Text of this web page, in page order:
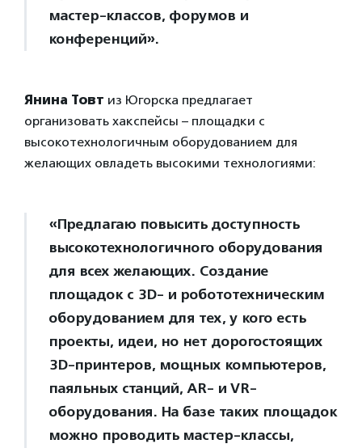
мастер-классов, форумов и
конференций».
Янина Товт из Югорска предлагает
организовать хакспейсы – площадки с
высокотехнологичным оборудованием для
желающих овладеть высокими технологиями:
«Предлагаю повысить доступность
высокотехнологичного оборудования
для всех желающих. Создание
площадок с 3D- и робототехническим
оборудованием для тех, у кого есть
проекты, идеи, но нет дорогостоящих
3D-принтеров, мощных компьютеров,
паяльных станций, AR- и VR-
оборудования. На базе таких площадок
можно проводить мастер-классы,